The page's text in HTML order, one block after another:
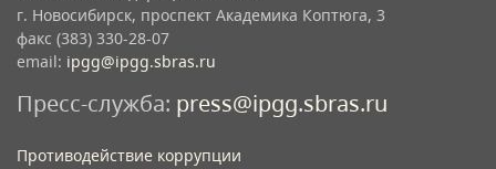
г. Новосибирск, проспект Академика Коптюга, 3
факс (383) 330-28-07
email: ipgg@ipgg.sbras.ru
Пресс-служба: press@ipgg.sbras.ru
Противодействие коррупции